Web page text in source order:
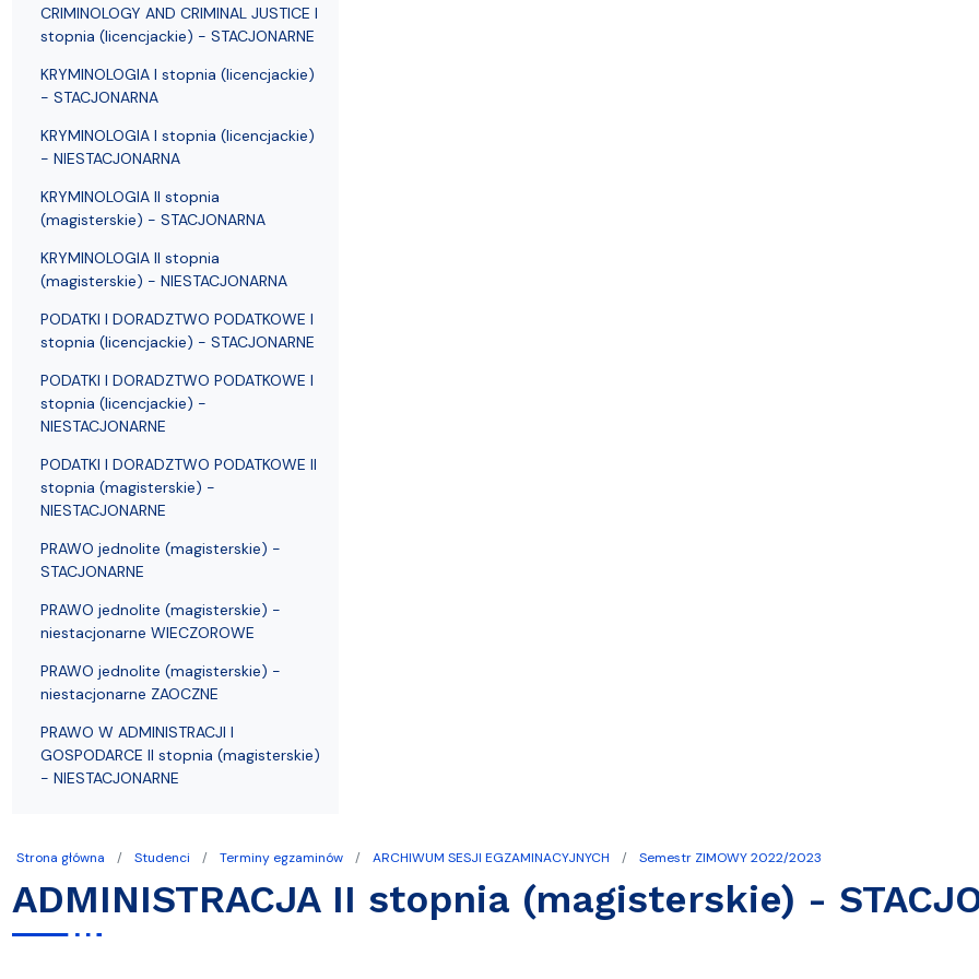
Strona główna Studenci Terminy egzaminów ARCHIWUM SESJI EGZAMINACYJNYCH Semestr ZIMOWY 2022/2023
ADMINISTRACJA II stopnia (magisterskie) -
CRIMINOLOGY AND CRIMINAL JUSTICE I
stopnia (licencjackie) - STACJONARNE
KRYMINOLOGIA I stopnia (licencjackie)
- STACJONARNA
KRYMINOLOGIA I stopnia (licencjackie)
- NIESTACJONARNA
KRYMINOLOGIA II stopnia
(magisterskie) - STACJONARNA
KRYMINOLOGIA II stopnia
(magisterskie) - NIESTACJONARNA
PODATKI I DORADZTWO PODATKOWE I
stopnia (licencjackie) - STACJONARNE
PODATKI I DORADZTWO PODATKOWE I
stopnia (licencjackie) -
NIESTACJONARNE
PODATKI I DORADZTWO PODATKOWE II
stopnia (magisterskie) -
NIESTACJONARNE
PRAWO jednolite (magisterskie) -
STACJONARNE
PRAWO jednolite (magisterskie) -
niestacjonarne WIECZOROWE
PRAWO jednolite (magisterskie) -
niestacjonarne ZAOCZNE
PRAWO W ADMINISTRACJI I
GOSPODARCE II stopnia (magisterskie)
- NIESTACJONARNE